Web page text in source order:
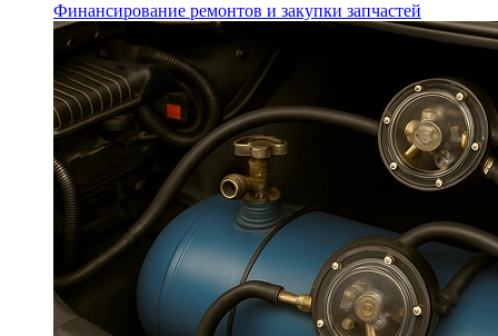
Финансирование ремонтов и закупки запчастей